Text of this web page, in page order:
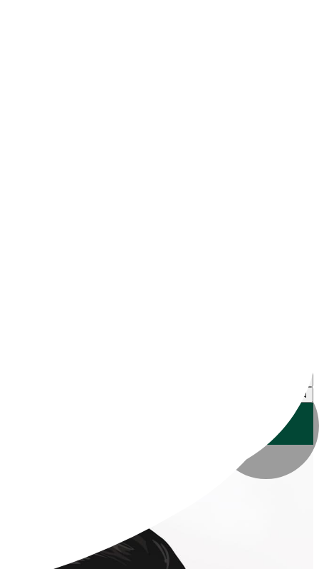
گل‌زار شهدای بهشت زهرای تهران